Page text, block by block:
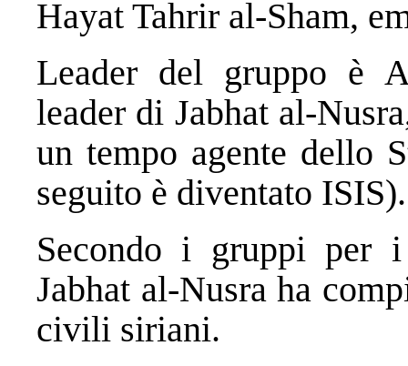
Hayat Tahrir al-Sham,
Leader del gruppo è
leader di Jabhat al-
un tempo agente dello
seguito è diventato ISIS).
Secondo i gruppi per
Jabhat al-Nusra ha
civili siriani.